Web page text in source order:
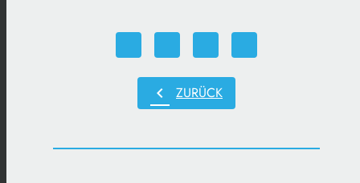
chevron_left ZURÜCK